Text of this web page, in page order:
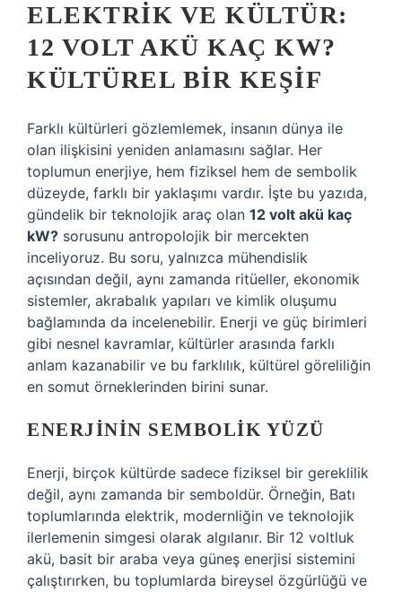
ELEKTRIK VE KÜLTÜR:
12 VOLT AKÜ KAÇ KW?
KÜLTÜREL BIR KEŞIF
Farklı kültürleri gözlemlemek, insanın dünya ile
olan ilişkisini yeniden anlamasını sağlar. Her
toplumun enerjiye, hem fiziksel hem de sembolik
düzeyde, farklı bir yaklaşımı vardır. İşte bu yazıda,
gündelik bir teknolojik araç olan 12 volt akü kaç
kW? sorusunu antropolojik bir mercekten
inceliyoruz. Bu soru, yalnızca mühendislik
açısından değil, aynı zamanda ritüeller, ekonomik
sistemler, akrabalık yapıları ve kimlik oluşumu
bağlamında da incelenebilir. Enerji ve güç birimleri
gibi nesnel kavramlar, kültürler arasında farklı
anlam kazanabilir ve bu farklılık, kültürel göreliliğin
en somut örneklerinden birini sunar.
ENERJININ SEMBOLIK YÜZÜ
Enerji, birçok kültürde sadece fiziksel bir gereklilik
değil, aynı zamanda bir semboldür. Örneğin, Batı
toplumlarında elektrik, modernliğin ve teknolojik
ilerlemenin simgesi olarak algılanır. Bir 12 voltluk
akü, basit bir araba veya güneş enerjisi sistemini
çalıştırırken, bu toplumlarda bireysel özgürlüğü ve